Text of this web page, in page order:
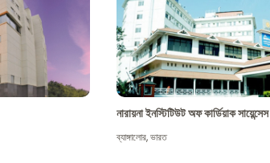
নারায়না ইনস্টিটিউট অফ কার্ডিয়াক সায়েন্সেস
ব্যাঙ্গালোর,ভারত